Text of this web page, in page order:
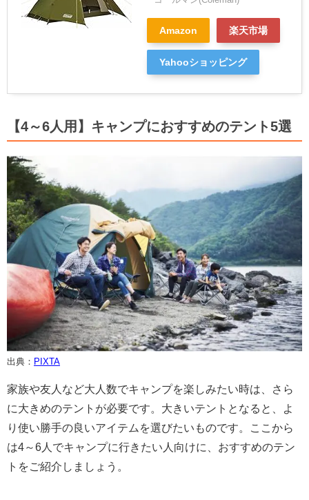
Amazon 楽天市場
Yahooショッピング
【4～6人用】キャンプにおすすめのテント5選
出典： PIXTA
家族や友人など大人数でキャンプを楽しみたい時は、さら
に大きめのテントが必要です。大きいテントとなると、よ
り使い勝手の良いアイテムを選びたいものです。ここから
は4～6人でキャンプに行きたい人向けに、おすすめのテン
トをご紹介しましょう。